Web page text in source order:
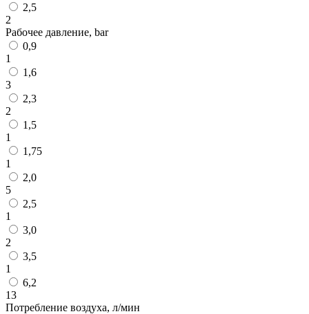
2,5
2
Рабочее давление, bar
0,9
1
1,6
3
2,3
2
1,5
1
1,75
1
2,0
5
2,5
1
3,0
2
3,5
1
6,2
13
Потребление воздуха, л/мин